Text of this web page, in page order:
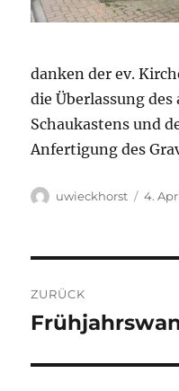
danken der ev.
die Überlassung
Schaukastens und
Anfertigung des
Autor
uwieckhorst 4.
ZURÜCK
Vorheriger